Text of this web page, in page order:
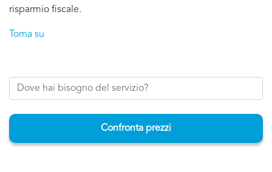
risparmio fiscale.
Torna su
Confronta prezzi